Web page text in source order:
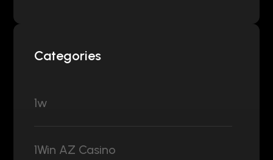
Categories
1w
1Win AZ Casino